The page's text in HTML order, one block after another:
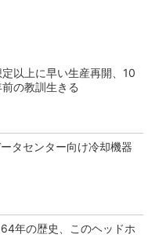
定以上に早い生産再開、10
前の教訓生きる
タセンター向け冷却機器
年の歴史、このヘッドホ